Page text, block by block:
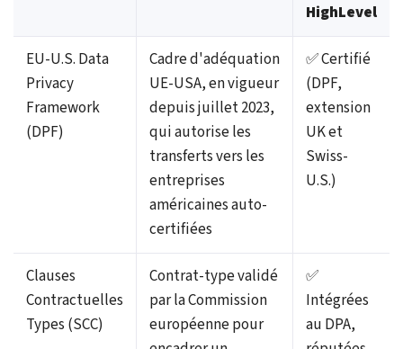
HighLevel
EU-U.S. Data
Privacy
Framework
(DPF)
Cadre d'adéquation
UE-USA, en vigueur
depuis juillet 2023,
qui autorise les
transferts vers les
entreprises
américaines auto-
certifiées
✅ Certifié
(DPF,
extension
UK et
Swiss-
U.S.)
Clauses
Contractuelles
Types (SCC)
Contrat-type validé
par la Commission
européenne pour
✅
Intégrées
au DPA,